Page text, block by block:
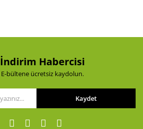
İndirim Habercisi
E-bültene ücretsiz kaydolun.
Kaydet